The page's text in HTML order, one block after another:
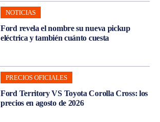
NOTICIAS
Ford revela el nombre su nueva pickup
eléctrica y también cuánto cuesta
PRECIOS OFICIALES
Ford Territory VS Toyota Corolla Cross: los
precios en agosto de 2026